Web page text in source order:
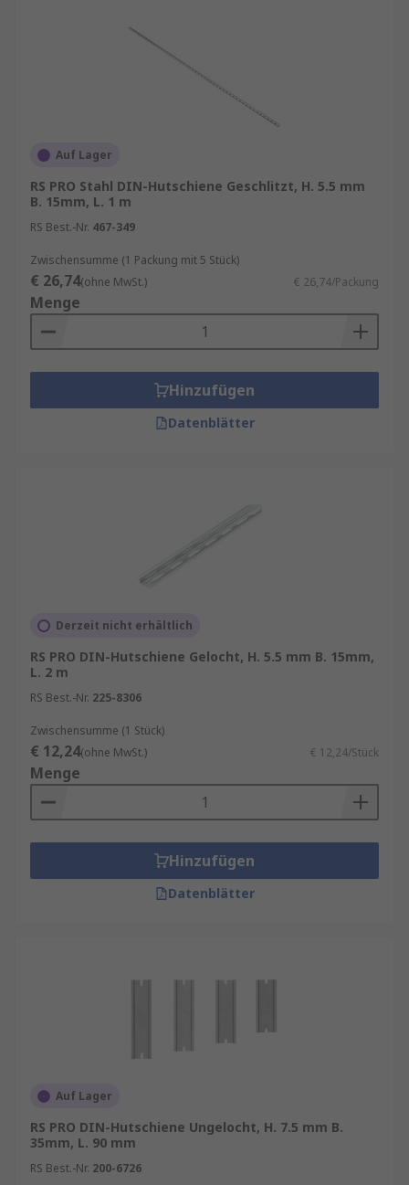
Auf Lager
RS PRO Stahl DIN-Hutschiene Geschlitzt, H. 5.5 mm
B. 15mm, L. 1 m
RS Best.-Nr. 467-349
Zwischensumme (1 Packung mit 5 Stück)
€ 26,74(ohne MwSt.) € 26,74/Packung
Menge
Hinzufügen
Datenblätter
Derzeit nicht erhältlich
RS PRO DIN-Hutschiene Gelocht, H. 5.5 mm B. 15mm,
L. 2 m
RS Best.-Nr. 225-8306
Zwischensumme (1 Stück)
€ 12,24(ohne MwSt.) € 12,24/Stück
Menge
Hinzufügen
Datenblätter
Auf Lager
RS PRO DIN-Hutschiene Ungelocht, H. 7.5 mm B.
35mm, L. 90 mm
RS Best.-Nr. 200-6726